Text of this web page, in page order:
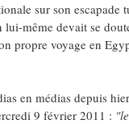
sur son escapade
même devait se
propre voyage en
en médias depuis
9 février 2011 :